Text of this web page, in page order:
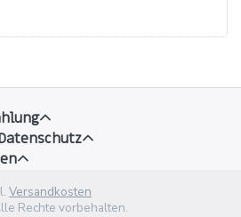
Versandkosten
Rechte vorbehalten.